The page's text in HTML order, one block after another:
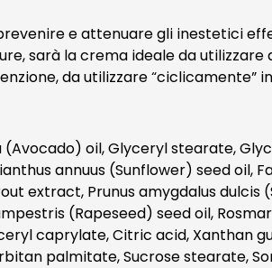
e attenuare gli inestetici
sarà la crema ideale da
da utilizzare “ciclicamente”
oil, Glyceryl stearate,
annuus (Sunflower) seed
extract, Prunus amygdalus
(Rapeseed) seed oil,
caprylate, Citric acid, Xanthan
palmitate, Sucrose stearate,